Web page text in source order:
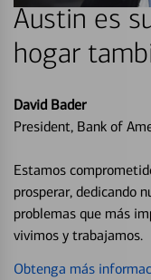
Austin es
hogar
David Bader
President, Bank of
Estamos
prosperar, dedicando
problemas que más
vivimos y trabajamos.
Obtenga más